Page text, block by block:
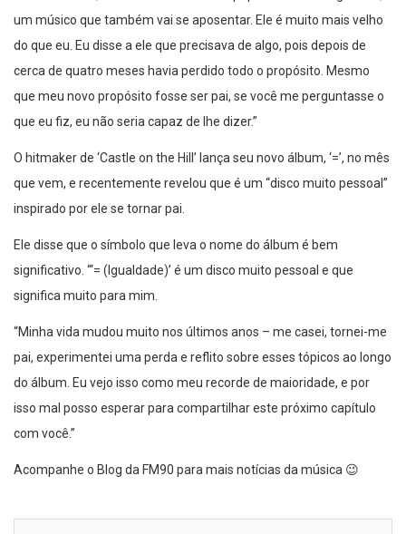
um músico que também vai se aposentar. Ele é muito mais velho
do que eu. Eu disse a ele que precisava de algo, pois depois de
cerca de quatro meses havia perdido todo o propósito. Mesmo
que meu novo propósito fosse ser pai, se você me perguntasse o
que eu fiz, eu não seria capaz de lhe dizer.”
O hitmaker de ‘Castle on the Hill’ lança seu novo álbum, ‘=’, no mês
que vem, e recentemente revelou que é um “disco muito pessoal”
inspirado por ele se tornar pai.
Ele disse que o símbolo que leva o nome do álbum é bem
significativo. “‘= (Igualdade)’ é um disco muito pessoal e que
significa muito para mim.
“Minha vida mudou muito nos últimos anos – me casei, tornei-me
pai, experimentei uma perda e reflito sobre esses tópicos ao longo
do álbum. Eu vejo isso como meu recorde de maioridade, e por
isso mal posso esperar para compartilhar este próximo capítulo
com você.”
Acompanhe o Blog da FM90 para mais notícias da música 😉